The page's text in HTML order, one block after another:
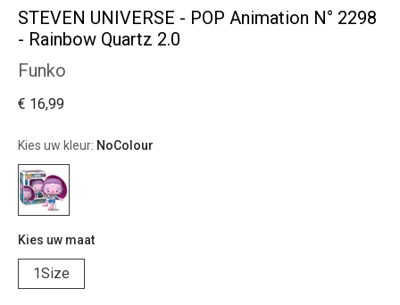
STEVEN UNIVERSE - POP Animation N° 2298
- Rainbow Quartz 2.0
Funko
€ 16,99
Kies uw kleur: NoColour
Kies uw maat
1Size